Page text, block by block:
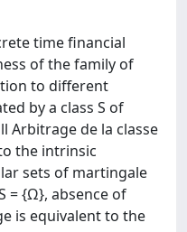
time financial
of the family of
to different
by a class S of
Arbitrage de la classe
the intrinsic
sets of martingale
= {Ω}, absence of
is equivalent to the